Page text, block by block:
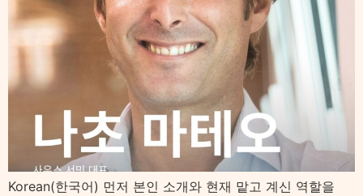
Korean(한국어) 먼저 본인 소개와 현재 맡고 계신 역할을